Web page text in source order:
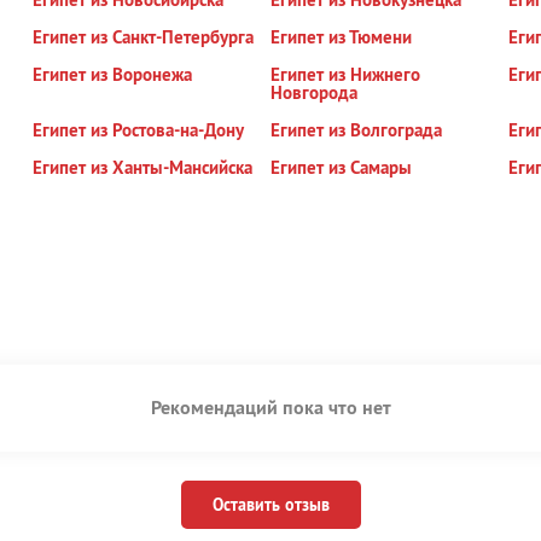
Египет из Санкт-Петербурга
Египет из Тюмени
Египет из Воронежа
Египет из Нижнего
Новгорода
Египет из Ростова-на-Дону Египет из Волгограда
Египет из Ханты-Мансийска
Египет из Самары
Рекомендаций пока что нет
Оставить отзыв